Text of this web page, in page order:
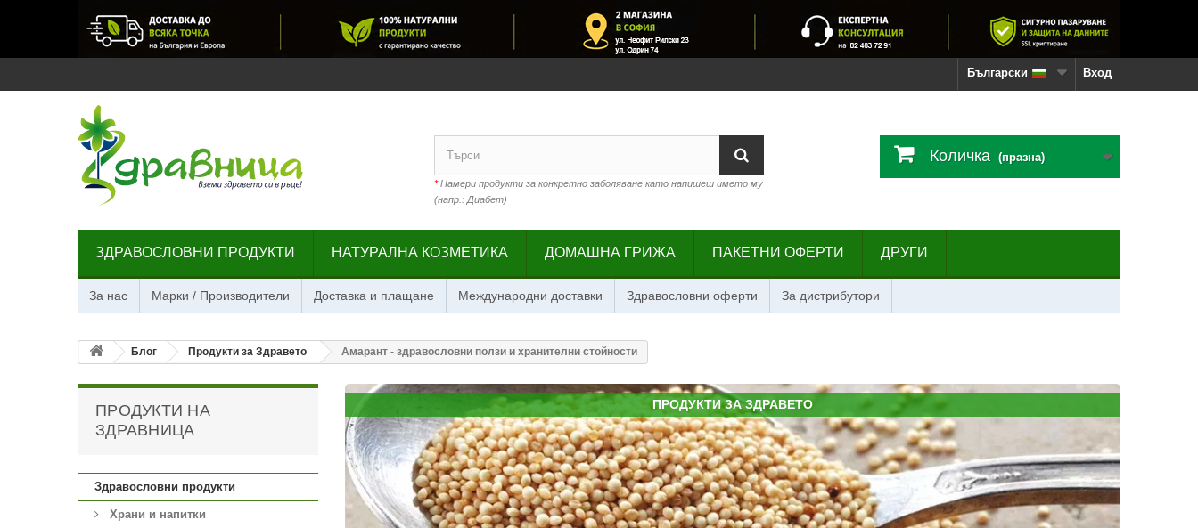
Вход
Български
*Намери продукти за конкретно заболяване като напишеш името му
(напр.: Диабет)
Количка (празна)
ЗДРАВОСЛОВНИ ПРОДУКТИ НАТУРАЛНА КОЗМЕТИКА ДОМАШНА ГРИЖА ПАКЕТНИ ОФЕРТИ ДРУГИ
За нас Марки / Производители Доставка и плащане Международни доставки Здравословни оферти За дистрибутори
Блог Продукти за Здравето Амарант - здравословни ползи и хранителни стойности
ПРОДУКТИ НА
ЗДРАВНИЦА
Здравословни продукти
Храни и напитки
ПРОДУКТИ ЗА ЗДРАВЕТО